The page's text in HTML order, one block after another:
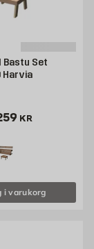
Bastu Set
Harvia
9959 kr
KR
i varukorg